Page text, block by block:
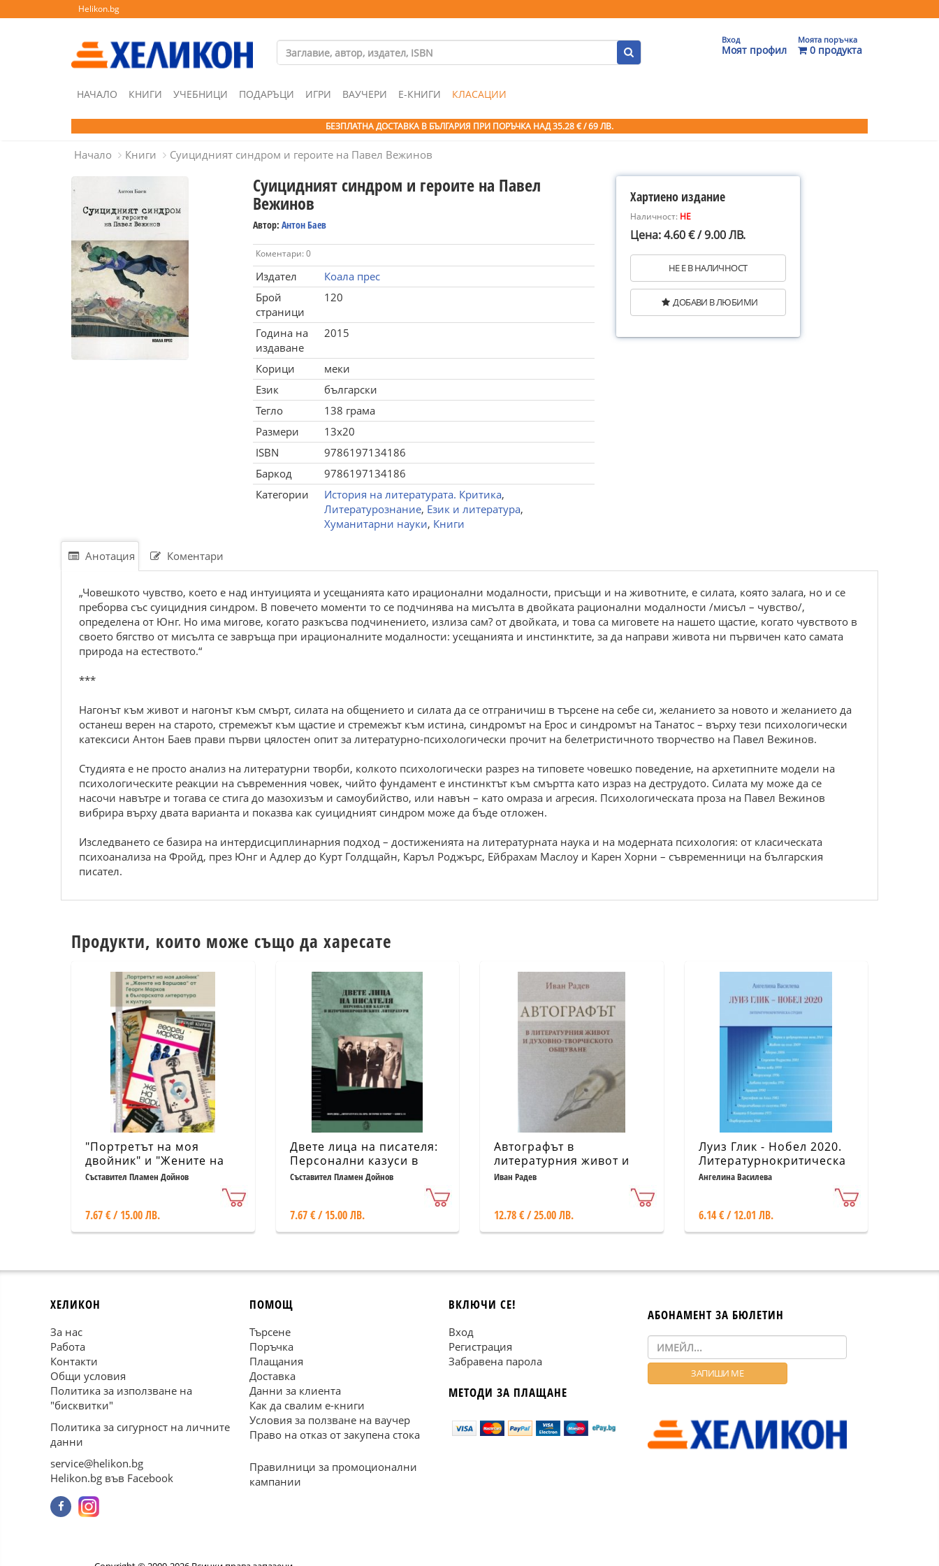
Helikon.bg
Вход
Моят профил
Моята поръчка
0 продукта
НАЧАЛО КНИГИ УЧЕБНИЦИ ПОДАРЪЦИ ИГРИ ВАУЧЕРИ Е-КНИГИ КЛАСАЦИИ
БЕЗПЛАТНА ДОСТАВКА В БЪЛГАРИЯ ПРИ ПОРЪЧКА НАД 35.28 € / 69 ЛВ.
Начало Книги Суицидният синдром и героите на Павел Вежинов
Суицидният синдром и героите на Павел
Вежинов
Автор: Антон Баев
Коментари: 0
Издател
Коала прес
Брой
страници
120
Година на
издаване
2015
Корици
меки
Език
български
Тегло
138 грама
Размери
13x20
ISBN
9786197134186
Баркод
9786197134186
Категории
История на литературата. Критика,
Литературознание, Език и литература,
Хуманитарни науки, Книги
Хартиено издание
Наличност: НЕ
Цена: 4.60 € / 9.00 ЛВ.
НЕ Е В НАЛИЧНОСТ
ДОБАВИ В ЛЮБИМИ
Анотация Коментари
„Човешкото чувство, което е над интуицията и усещанията като ирационални модалности, присъщи и на животните, е силата, която залага, но и се
преборва със суицидния синдром. В повeчето моменти то се подчинява на мисълта в двойката рационални модалности /мисъл – чувство/,
определена от Юнг. Но има мигове, когато разкъсва подчинението, излиза сам? от двойката, и това са миговете на нашето щастие, когато чувството в
своето бягство от мисълта се завръща при ирационалните модалности: усещанията и инстинктите, за да направи живота ни първичен като самата
природа на естеството.“
***
Нагонът към живот и нагонът към смърт, силата на общението и силата да се отграничиш в търсене на себе си, желанието за новото и желанието да
останеш верен на старото, стремежът към щастие и стремежът към истина, синдромът на Ерос и синдромът на Танатос – върху тези психологически
катексиси Антон Баев прави първи цялостен опит за литературно-психологически прочит на белетристичното творчество на Павел Вежинов.
Студията е не просто анализ на литературни творби, колкото психологически разрез на типовете човешко поведение, на архетипните модели на
психологическите реакции на съвременния човек, чийто фундамент е инстинктът към смъртта като израз на деструдото. Силата му може да се
насочи навътре и тогава се стига до мазохизъм и самоубийство, или навън – като омраза и агресия. Психологическата проза на Павел Вежинов
вибрира върху двата варианта и показва как суицидният синдром може да бъде отложен.
Изследването се базира на интердисциплинарния подход – достиженията на литературната наука и на модерната психология: от класическата
психоанализа на Фройд, през Юнг и Адлер до Курт Голдщайн, Каръл Роджърс, Ейбрахам Маслоу и Карен Хорни – съвременници на българския
писател.
Продукти, които може също да харесате
"Портретът на моя
двойник" и "Жените на
Варшава" от Георги
Съставител Пламен Дойнов
7.67 € / 15.00 ЛВ.
Двете лица на писателя:
Персонални казуси в
източноевропейските
Съставител Пламен Дойнов
7.67 € / 15.00 ЛВ.
Автографът в
литературния живот и
духовно-творческото
Иван Радев
12.78 € / 25.00 ЛВ.
Луиз Глик - Нобел 2020.
Литературнокритическа
студия
Ангелина Василева
6.14 € / 12.01 ЛВ.
ХЕЛИКОН
За нас
Работа
Контакти
Общи условия
Политика за използване на
"бисквитки"
Политика за сигурност на личните
данни
service@helikon.bg
Helikon.bg във Facebook
ПОМОЩ
Търсене
Поръчка
Плащания
Доставка
Данни за клиента
Как да свалим е-книги
Условия за ползване на ваучер
Право на отказ от закупена стока
Правилници за промоционални
кампании
ВКЛЮЧИ СЕ!
Вход
Регистрация
Забравена парола
МЕТОДИ ЗА ПЛАЩАНЕ
АБОНАМЕНТ ЗА БЮЛЕТИН